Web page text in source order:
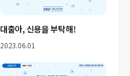
대출아, 신용을 부탁해!
2023.06.01